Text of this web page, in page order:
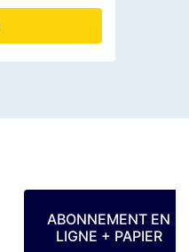
ABONNEMENT EN
LIGNE + PAPIER